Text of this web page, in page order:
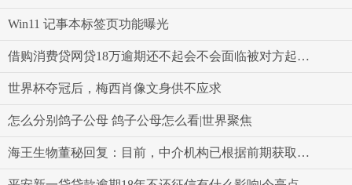
Win11 记事本标签页功能曝光
借购消费贷网贷18万逾期还不起会不会面临被对方起诉的风险
世界杯夺冠后，梅西肖像文身供不应求
怎么分别鸽子公母 鸽子公母怎么看|世界聚焦
海王生物董秘回复：目前，中介机构已根据前期获取的公司信息基本完成尽职调查报告的编制工作